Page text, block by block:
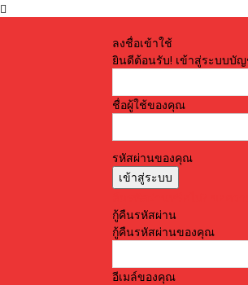
ลงชื่อเข้าใช้
ยินดีต้อนรับ! เข้าสู่ระบบบั
ชื่อผู้ใช้ของคุณ
รหัสผ่านของคุณ
กู้คืนรหัสผ่าน
กู้คืนรหัสผ่านของคุณ
อีเมล์ของคุณ